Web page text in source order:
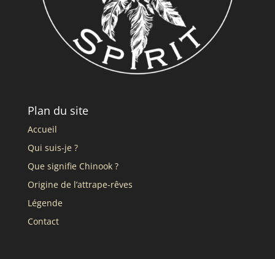
Plan du site
Accueil
Qui suis-je ?
Que signifie Chinook ?
Origine de l’attrape-rêves
Légende
Contact